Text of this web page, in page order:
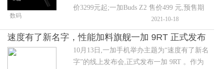
价3299元起;一加Buds Z2 售价499 元,预售期
及首销当日均享受100元优惠。用户可在欢太
商城、京东商城、一加天猫旗舰店、苏宁易
购、一加授权线下门店等线上线下全渠道购
买。
数码 2021-10-18
速度有了新名字，性能加料旗舰一加 9RT 正式发布
10月13日,一加手机举办主题为“速度有了新名
字”的线上发布会,正式发布一加 9RT 。作为